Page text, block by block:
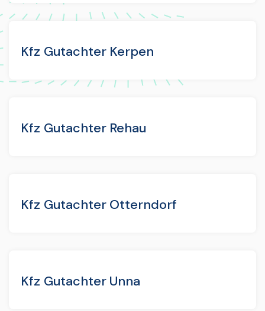
Kfz Gutachter Kerpen
Kfz Gutachter Rehau
Kfz Gutachter Otterndorf
Kfz Gutachter Unna